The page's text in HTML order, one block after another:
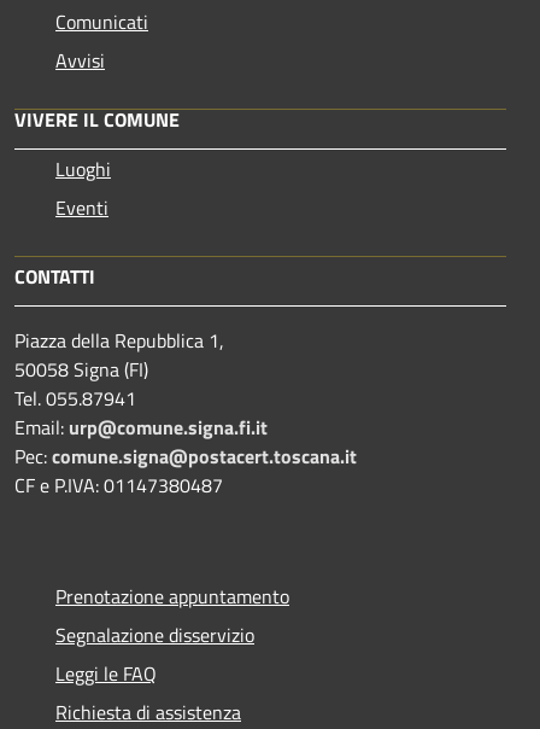
Comunicati
Avvisi
VIVERE IL COMUNE
Luoghi
Eventi
CONTATTI
Piazza della Repubblica 1,
50058 Signa (FI)
Tel. 055.87941
Email: urp@comune.signa.fi.it
Pec:comune.signa@postacert.toscana.it
CF e P.IVA: 01147380487
Prenotazione appuntamento
Segnalazione disservizio
Leggi le FAQ
Richiesta di assistenza